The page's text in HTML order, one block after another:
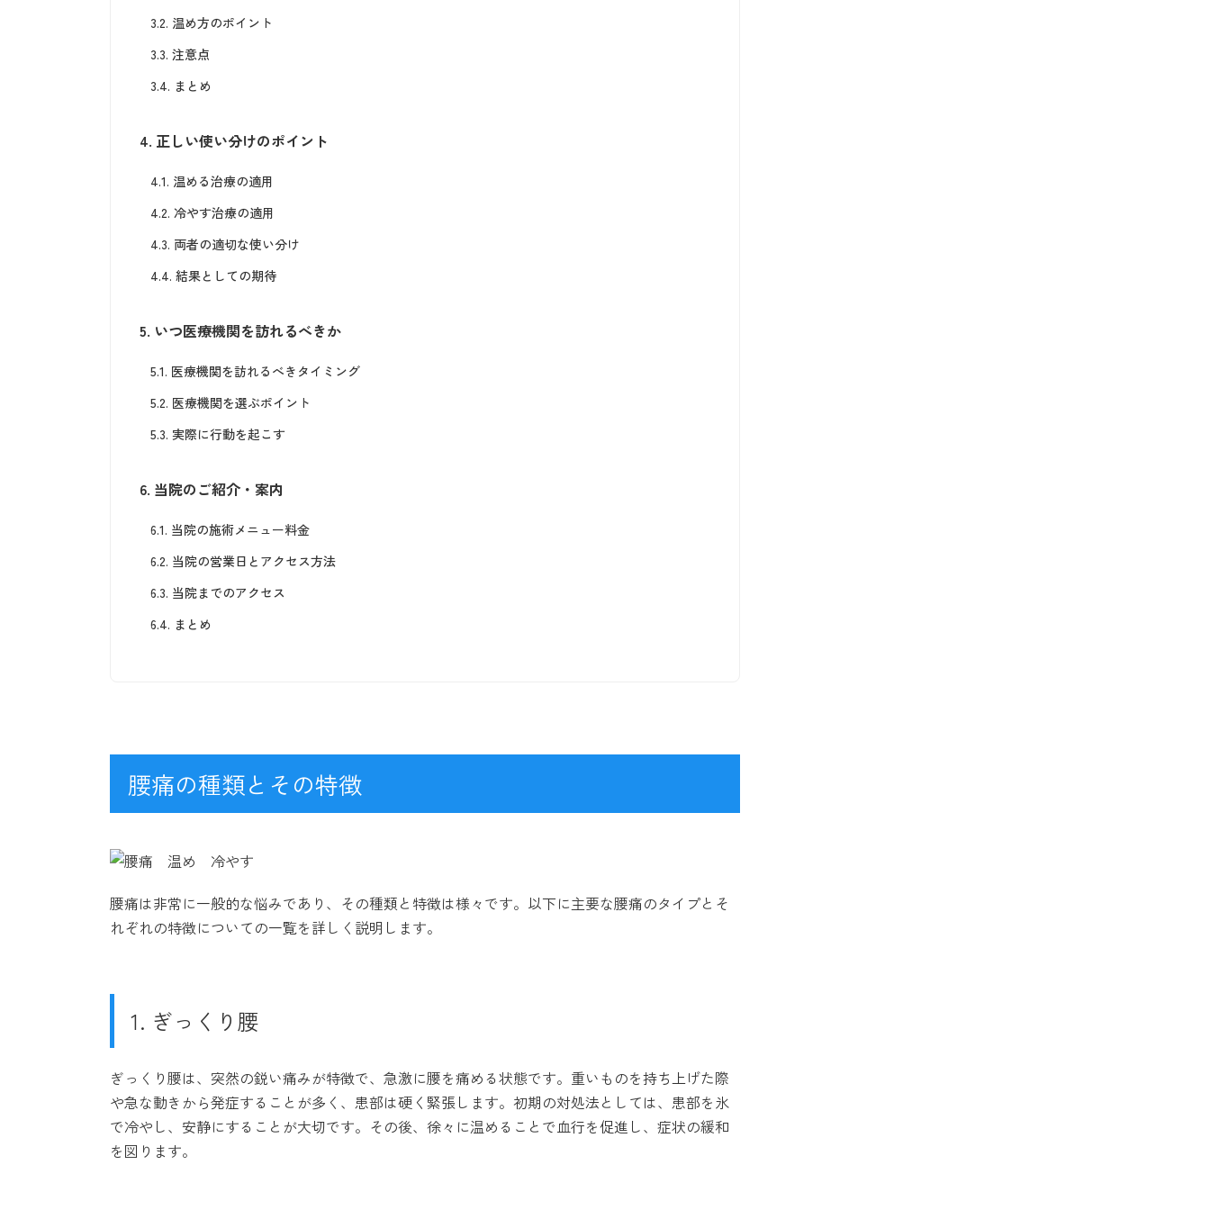
3.2. 温め方のポイント
3.3. 注意点
3.4. まとめ
4. 正しい使い分けのポイント
4.1. 温める治療の適用
4.2. 冷やす治療の適用
4.3. 両者の適切な使い分け
4.4. 結果としての期待
5. いつ医療機関を訪れるべきか
5.1. 医療機関を訪れるべきタイミング
5.2. 医療機関を選ぶポイント
5.3. 実際に行動を起こす
6. 当院のご紹介・案内
6.1. 当院の施術メニュー料金
6.2. 当院の営業日とアクセス方法
6.3. 当院までのアクセス
6.4. まとめ
腰痛の種類とその特徴
腰痛は非常に一般的な悩みであり、その種類と特徴は様々です。以下に主要な腰痛のタイプとそ
れぞれの特徴についての一覧を詳しく説明します。
1. ぎっくり腰
ぎっくり腰は、突然の鋭い痛みが特徴で、急激に腰を痛める状態です。重いものを持ち上げた際
や急な動きから発症することが多く、患部は硬く緊張します。初期の対処法としては、患部を氷
で冷やし、安静にすることが大切です。その後、徐々に温めることで血行を促進し、症状の緩和
を図ります。